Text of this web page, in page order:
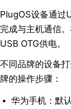
PlugOS设备通过
完成与主机通信
USB OTG供电。
不同品牌的设备
牌的操作步骤：
华为手机：默